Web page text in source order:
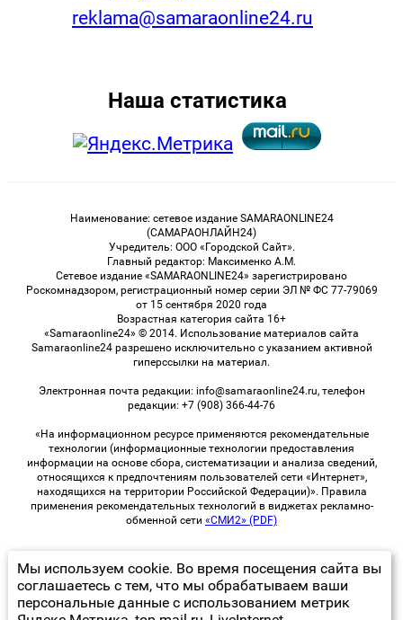
reklama@samaraonline24.ru
Наша статистика
Наименование: сетевое издание SAMARAONLINE24
(САМАРАОНЛАЙН24)
Учредитель: ООО «Городской Сайт».
Главный редактор: Максименко А.М.
Сетевое издание «SAMARAONLINE24» зарегистрировано
Роскомнадзором, регистрационный номер серии ЭЛ № ФС 77-79069
от 15 сентября 2020 года
Возрастная категория сайта 16+
«Samaraonline24» © 2014. Использование материалов сайта
Samaraonline24 разрешено исключительно с указанием активной
гиперссылки на материал.
Электронная почта редакции: info@samaraonline24.ru, телефон
редакции: +7 (908) 366-44-76
«На информационном ресурсе применяются рекомендательные
технологии (информационные технологии предоставления
информации на основе сбора, систематизации и анализа сведений,
относящихся к предпочтениям пользователей сети «Интернет»,
находящихся на территории Российской Федерации)». Правила
применения рекомендательных технологий в виджетах рекламно-
обменной сети «СМИ2» (PDF)
© 2026 «samaraOnline24» | Все права защищены
Возрастная категория сайта 16+
Мы используем cookie. Во время посещения сайта вы
соглашаетесь с тем, что мы обрабатываем ваши
персональные данные с использованием метрик